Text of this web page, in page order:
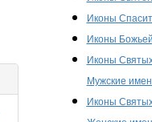
Иконы
Иконы
Иконы
Мужские
Иконы